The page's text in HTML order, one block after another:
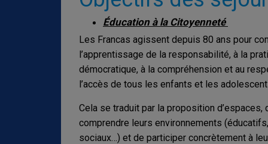
Éducation à la Citoyenneté
Les Francas agissent depuis 80 ans pour
l’apprentissage de la responsabilité, à la
démocratique, à la compréhension et au
l’accès de tous les enfants et les
Cela se traduit par la proposition
comprendre leurs environnements
sociaux…) et de participer concrètement à